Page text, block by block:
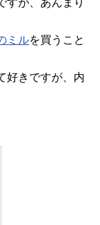
すが、あんまり
ミルを買うこと
好きですが、内